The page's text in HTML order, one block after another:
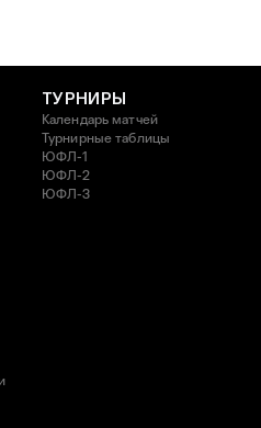
ТУРНИРЫ
Календарь матчей
Турнирные таблицы
ЮФЛ-1
ЮФЛ-2
ЮФЛ-3